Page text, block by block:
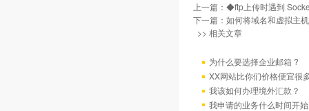
上一篇： ◆ftp上传时遇到
下一篇： 如何将域名和虚拟主
>> 相关文章
为什么要选择企业邮箱 ?
XX网站比你们价格便宜很
我该如何办理境外汇款？
我申请的业务什么时间开